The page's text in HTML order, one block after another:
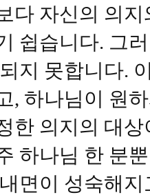
다 자신의 의
쉽습니다. 그
지 못합니다.
, 하나님이 원
한 의지의 대
하나님 한 분
면이 성숙해